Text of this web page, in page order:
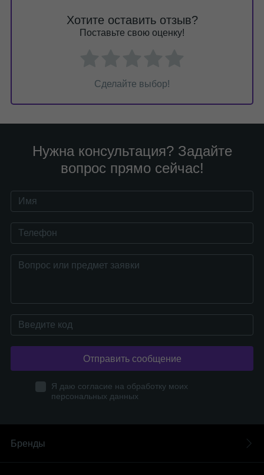
Хотите оставить отзыв?
Поставьте свою оценку!
Сделайте выбор!
Нужна консультация? Задайте
вопрос прямо сейчас!
Отправить сообщение
Я даю согласие на обработку моих
персональных данных
Бренды